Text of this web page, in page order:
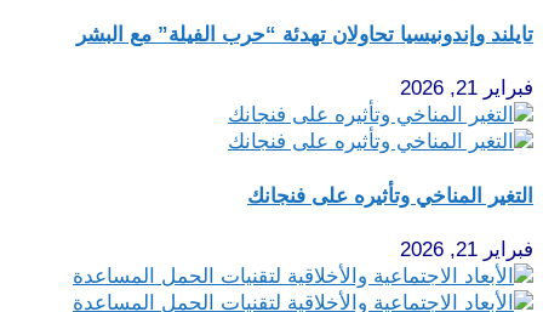
تايلند وإندونيسيا تحاولان تهدئة “حرب الفيلة” مع البشر
فبراير 21, 2026
التغير المناخي وتأثيره على فنجانك
فبراير 21, 2026